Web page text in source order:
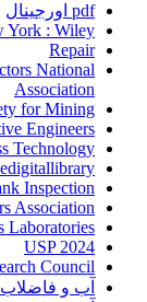
pdf اورجینال
York : Wiley
Repair
National
Association
for Mining
Engineers
Technology
Inspection
Association
Laboratories
USP 2024
Council
آب و فاضلاب